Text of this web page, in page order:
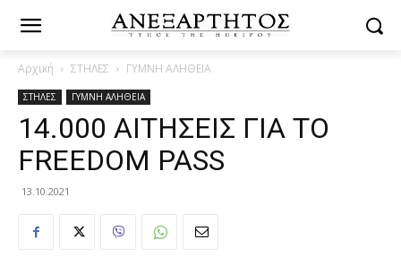
Αρχική ΣΤΗΛΕΣ ΓΥΜΝΗ ΑΛΗΘΕΙΑ
ΣΤΗΛΕΣ ΓΥΜΝΗ ΑΛΗΘΕΙΑ
14.000 ΑΙΤΗΣΕΙΣ ΓΙΑ ΤΟ
FREEDOM PASS
13.10.2021